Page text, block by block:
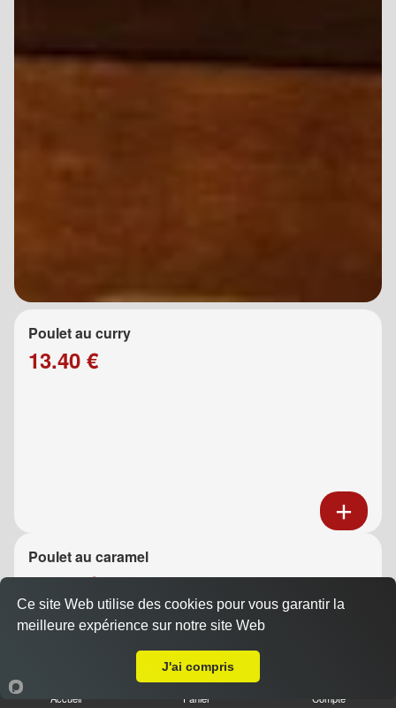
Poulet au curry
13.40 €
Poulet au caramel
13.40 €
Accueil Panier Compte
Ce site Web utilise des cookies pour vous garantir la
meilleure expérience sur notre site Web
J'ai compris